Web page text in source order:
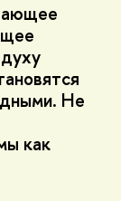
Не
как